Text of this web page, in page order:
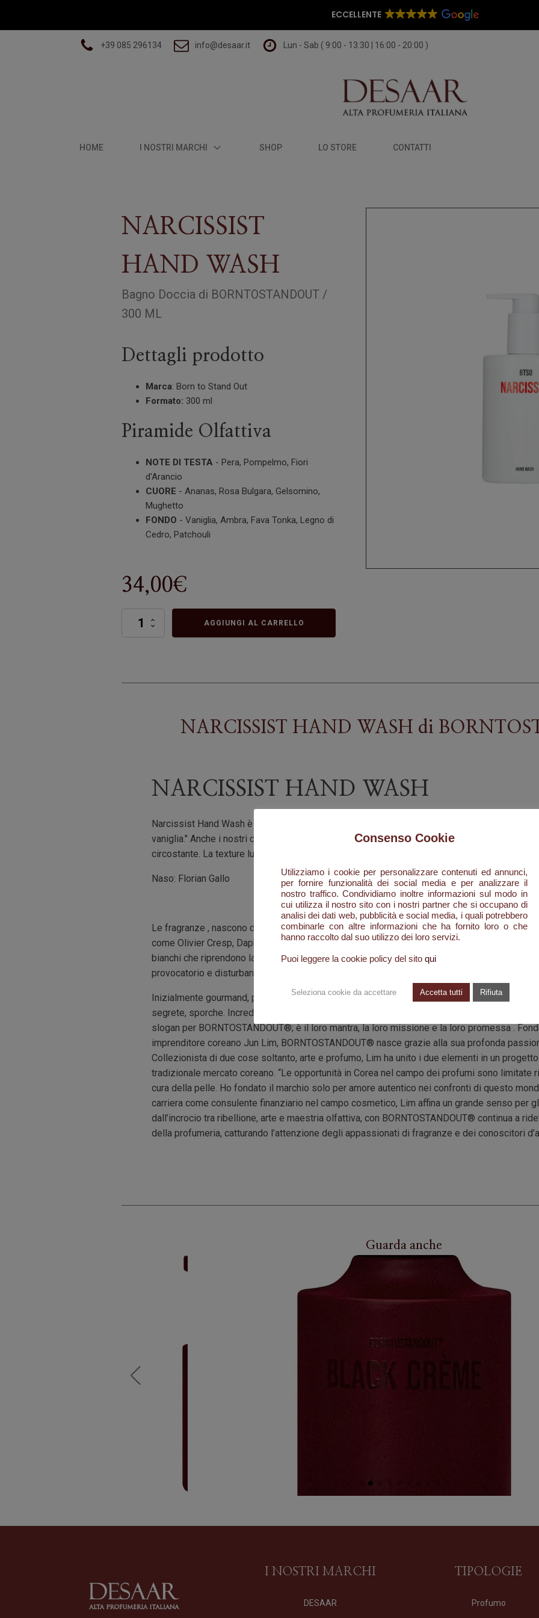
ECCELLENTE
+39 085 296134 info@desaar.it Lun - Sab ( 9:00 - 13:30 | 16:00 - 20:00 )
HOME I NOSTRI MARCHI SHOP LO STORE CONTATTI
NARCISSIST
HAND WASH
Bagno Doccia di BORNTOSTANDOUT/
300 ML
Dettagli prodotto
Marca: Born to Stand Out
Formato: 300 ml
Piramide Olfattiva
NOTE DI TESTA- Pera, Pompelmo, Fiori
d'Arancio
CUORE - Ananas, Rosa Bulgara, Gelsomino,
Mughetto
FONDO - Vaniglia, Ambra, Fava Tonka, Legno di
Cedro, Patchouli
34,00€
NARCISSIST
AGGIUNGI AL CARRELLO
NARCISSIST HAND WASH di
NARCISSIST HAND WASH
Narcissist Hand Wash è Il profumo del narcisismo. "Un'atmosfera sensuale completata da
vaniglia." Anche i nostri corpi hanno bisogno di amore. Dopo l'uso, un profumo sottile e
circostante. La texture lussuosa di avena e olio di cocco avvolge tutto il corpo, lasciandolo
Naso: Florian Gallo
Le fragranze , nascono dalla mente creativa di alcuni dei più importanti e conosciuti nasi
come Olivier Cresp, Daphne Bugey o Nathalie Lorson. All’esterno un richiamo alla tradizione
bianchi che riprendono la delicatezza e il candore della dinastia reale Joseon. In netto
provocatorio e disturbante.
Inizialmente gourmand, piene e opulente, tutte le creazioni olfattive si rivelano a una
segrete, sporche. Incredibilmente capaci di captare le nostre fantasie più intime. “Nati per
slogan per BORNTOSTANDOUT®; è il loro mantra, la loro missione e la loro promessa .
imprenditore coreano Jun Lim, BORNTOSTANDOUT® nasce grazie alla sua profonda
Collezionista di due cose soltanto, arte e profumo, Lim ha unito i due elementi in un
tradizionale mercato coreano. “Le opportunità in Corea nel campo dei profumi sono limitate
cura della pelle. Ho fondato il marchio solo per amore autentico nei confronti di questo
carriera come consulente finanziario nel campo cosmetico, Lim affina un grande senso per
dall’incrocio tra ribellione, arte e maestria olfattiva, con BORNTOSTANDOUT® continua a
della profumeria, catturando l’attenzione degli appassionati di fragranze e dei conoscitori
Guarda anche
I NOSTRI MARCHI
DESAAR
TIPOLOGIE
Profumo
Consenso Cookie
Utilizziamo i cookie per personalizzare contenuti ed annunci,
per fornire funzionalità dei social media e per analizzare il
nostro traffico. Condividiamo inoltre informazioni sul modo in
cui utilizza il nostro sito con i nostri partner che si occupano di
analisi dei dati web, pubblicità e social media, i quali potrebbero
combinarle con altre informazioni che ha fornito loro o che
hanno raccolto dal suo utilizzo dei loro servizi.
Puoi leggere la cookie policy del sito qui
Seleziona cookie da accettare Accetta tutti Rifiuta